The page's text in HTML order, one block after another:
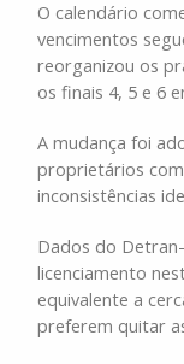
O calendário
vencimentos
reorganizou os
os finais 4, 5 e 6
A mudança foi
proprietários
inconsistências
Dados do
licenciamento
equivalente a
preferem quitar